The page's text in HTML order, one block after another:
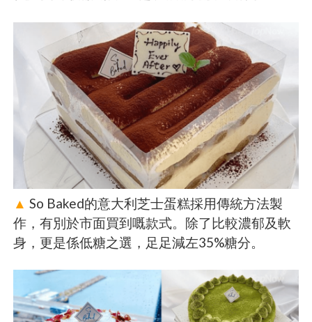
▲ So Baked的意大利芝士蛋糕採用傳統方法製
作，有別於市面買到嘅款式。除了比較濃郁及軟
身，更是係低糖之選，足足減左35%糖分。